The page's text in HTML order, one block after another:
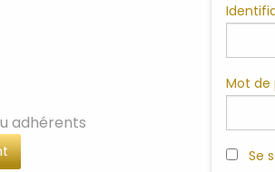
adhérents
Mot de
Se